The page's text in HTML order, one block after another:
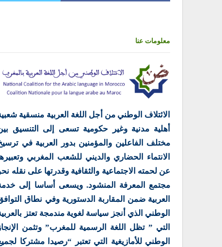
معلومات عنا
الائتلاف الوطني من أجل اللغة العربية منسقية
أهلية مدنية وغير حكومية تسعى إلى التنسيق
مختلف الفاعلين والمؤمنين بدور العربية في
الانتماء الحضاري والديني للشعب المغربي
عن لحمته الاجتماعية والثقافية وقدرتها على نقله
مجتمع المعرفة المنشود. ويسعى أساسا إلى
العربية ضمن المقاربة الدستورية وفي نطاق
الوطني الذي أنجز سياسة لغوية مندمجة تعتز
التي ” تظل اللغة الرسمية للمغرب” وتثمن الإنجاز
الوطني للأمازيغية التي تعتبر “رصيدا مشتركا